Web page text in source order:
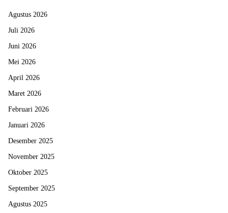
Agustus 2026
Juli 2026
Juni 2026
Mei 2026
April 2026
Maret 2026
Februari 2026
Januari 2026
Desember 2025
November 2025
Oktober 2025
September 2025
Agustus 2025